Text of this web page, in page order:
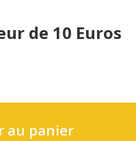
de 10 Euros
au panier